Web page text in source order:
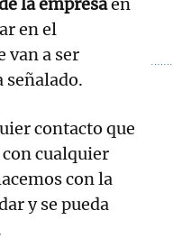
en el
van a ser
señalado.
contacto que
cualquier
con la
y se pueda